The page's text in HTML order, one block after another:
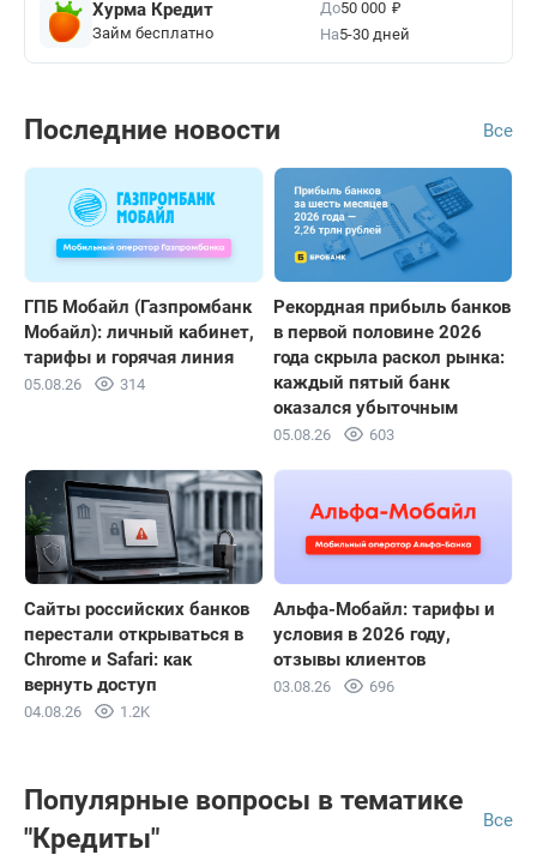
Хурма Кредит
Займ бесплатно
До50 000 ₽
На5-30 дней
Последние новости Все
ГПБ Мобайл (Газпромбанк
Мобайл): личный кабинет,
тарифы и горячая линия
05.08.26 314
Рекордная прибыль банков
в первой половине 2026
года скрыла раскол рынка:
каждый пятый банк
оказался убыточным
05.08.26 603
Сайты российских банков
перестали открываться в
Chrome и Safari: как
вернуть доступ
04.08.26 1.2K
Альфа-Мобайл: тарифы и
условия в 2026 году,
отзывы клиентов
03.08.26 696
Популярные вопросы в тематике
"Кредиты"
Все